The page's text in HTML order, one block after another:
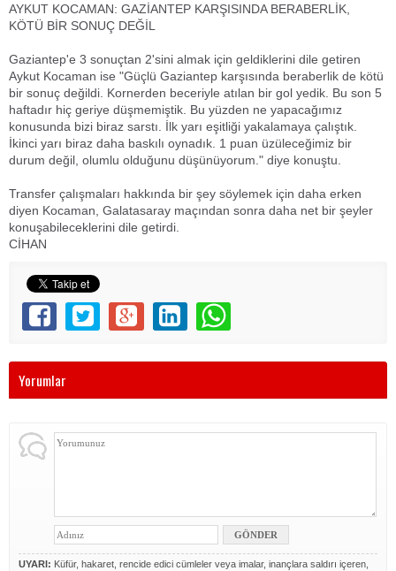
AYKUT KOCAMAN: GAZİANTEP KARŞISINDA BERABERLİK,
KÖTÜ BİR SONUÇ DEĞİL
Gaziantep'e 3 sonuçtan 2'sini almak için geldiklerini dile getiren
Aykut Kocaman ise "Güçlü Gaziantep karşısında beraberlik de kötü
bir sonuç değildi. Kornerden beceriyle atılan bir gol yedik. Bu son 5
haftadır hiç geriye düşmemiştik. Bu yüzden ne yapacağımız
konusunda bizi biraz sarstı. İlk yarı eşitliği yakalamaya çalıştık.
İkinci yarı biraz daha baskılı oynadık. 1 puan üzüleceğimiz bir
durum değil, olumlu olduğunu düşünüyorum." diye konuştu.
Transfer çalışmaları hakkında bir şey söylemek için daha erken
diyen Kocaman, Galatasaray maçından sonra daha net bir şeyler
konuşabileceklerini dile getirdi.
CİHAN
Yorumlar
UYARI: Küfür, hakaret, rencide edici cümleler veya imalar, inançlara saldırı içeren,